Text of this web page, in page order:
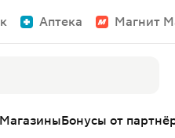
Аптека Магнит
МагазиныБонусы от